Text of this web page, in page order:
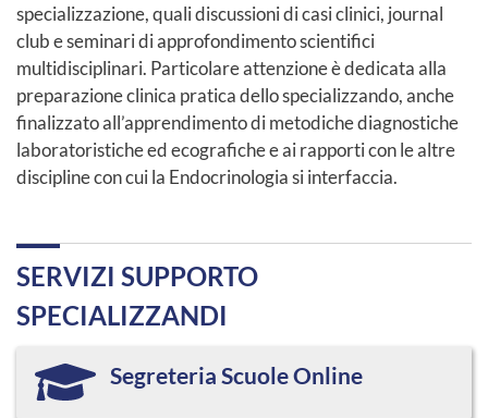
specializzazione, quali discussioni di casi clinici, journal
club e seminari di approfondimento scientifici
multidisciplinari. Particolare attenzione è dedicata alla
preparazione clinica pratica dello specializzando, anche
finalizzato all’apprendimento di metodiche diagnostiche
laboratoristiche ed ecografiche e ai rapporti con le altre
discipline con cui la Endocrinologia si interfaccia.
SERVIZI SUPPORTO
SPECIALIZZANDI
Segreteria Scuole Online